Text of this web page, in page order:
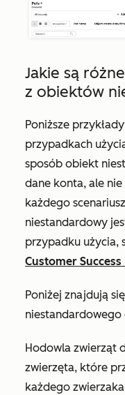
Jakie są
z obiektów
Poniższe
przypadkach
sposób obiekt
dane konta, ale
każdego
niestandardowy
przypadku użycia,
Customer
Poniżej znajdują się
Hodowla zwierząt
zwierzęta, które
każdego